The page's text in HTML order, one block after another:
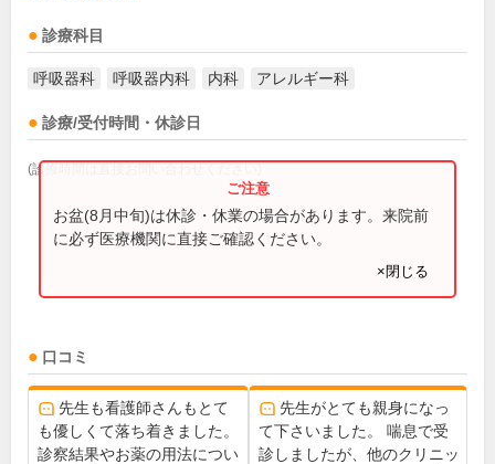
診療科目
呼吸器科 呼吸器内科 内科 アレルギー科
診療/受付時間・休診日
(診療時間は直接お問い合わせください)
お盆(8月中旬)は休診・休業の場合があります。来院前
に必ず医療機関に直接ご確認ください。
×閉じる
口コミ
先生も看護師さんもとて
も優しくて落ち着きました。
診察結果やお薬の用法につい
先生がとても親身になっ
て下さいました。 喘息で受
診しましたが、他のクリニッ